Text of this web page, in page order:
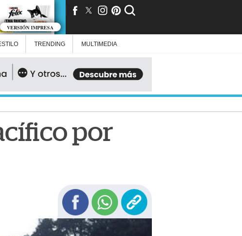
VERSIÓN IMPRESA
TRENDING MULTIMEDIA
por